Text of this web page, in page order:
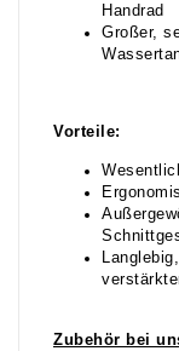
Handrad
Großer,
Vorteile:
Zubehör bei